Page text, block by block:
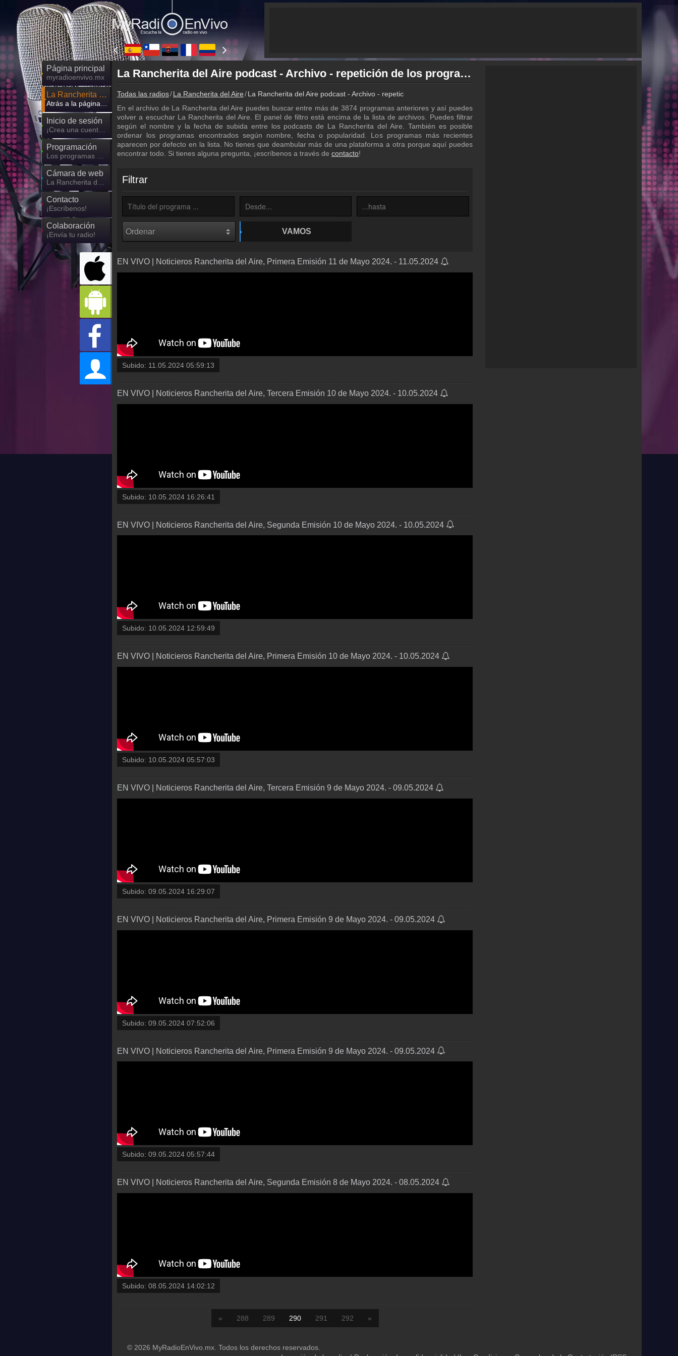
Página principal
myradioenvivo.mx
La Rancherita del Aire
Inicio de sesión
Programación
Cámara de web
Contacto
¡Escríbenos!
Colaboración
¡Envía tu radio!
La Rancherita del Aire podcast - Archivo - repetición de los programas
Todas las radios La Rancherita del Aire
La Rancherita del Aire podcast - Archivo - repetición de los programas
En el archivo de La Rancherita del Aire puedes buscar entre más de 3874 programas anteriores y así puedes
volver a escuchar La Rancherita del Aire. El panel de filtro está encima de la lista de archivos. Puedes filtrar
según el nombre y la fecha de subida entre los podcasts de La Rancherita del Aire. También es posible
ordenar los programas encontrados según nombre, fecha o popularidad. Los programas más recientes
aparecen por defecto en la lista. No tienes que deambular más de una plataforma a otra porque aquí puedes
encontrar todo. Si tienes alguna pregunta, ¡escríbenos a través de contacto!
Filtrar
VAMOS
EN VIVO | Noticieros Rancherita del Aire, Primera Emisión 11 de Mayo 2024. - 11.05.2024
Subido: 11.05.2024 05:59:13
EN VIVO | Noticieros Rancherita del Aire, Tercera Emisión 10 de Mayo 2024. - 10.05.2024
Subido: 10.05.2024 16:26:41
EN VIVO | Noticieros Rancherita del Aire, Segunda Emisión 10 de Mayo 2024. - 10.05.2024
Subido: 10.05.2024 12:59:49
EN VIVO | Noticieros Rancherita del Aire, Primera Emisión 10 de Mayo 2024. - 10.05.2024
Subido: 10.05.2024 05:57:03
EN VIVO | Noticieros Rancherita del Aire, Tercera Emisión 9 de Mayo 2024. - 09.05.2024
Subido: 09.05.2024 16:29:07
EN VIVO | Noticieros Rancherita del Aire, Primera Emisión 9 de Mayo 2024. - 09.05.2024
Subido: 09.05.2024 07:52:06
EN VIVO | Noticieros Rancherita del Aire, Primera Emisión 9 de Mayo 2024. - 09.05.2024
Subido: 09.05.2024 05:57:44
EN VIVO | Noticieros Rancherita del Aire, Segunda Emisión 8 de Mayo 2024. - 08.05.2024
Subido: 08.05.2024 14:02:12
« 288 289 290 291 292 »
© 2026 MyRadioEnVivo.mx. Todos los derechos reservados.